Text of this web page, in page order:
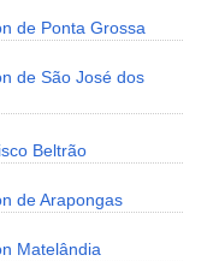
de Ponta Grossa
de São José dos
Beltrão
de Arapongas
Matelândia